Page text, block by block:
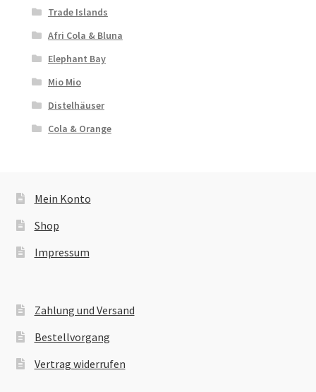
Trade Islands
Afri Cola & Bluna
Elephant Bay
Mio Mio
Distelhäuser
Cola & Orange
Mein Konto
Shop
Impressum
Zahlung und Versand
Bestellvorgang
Vertrag widerrufen